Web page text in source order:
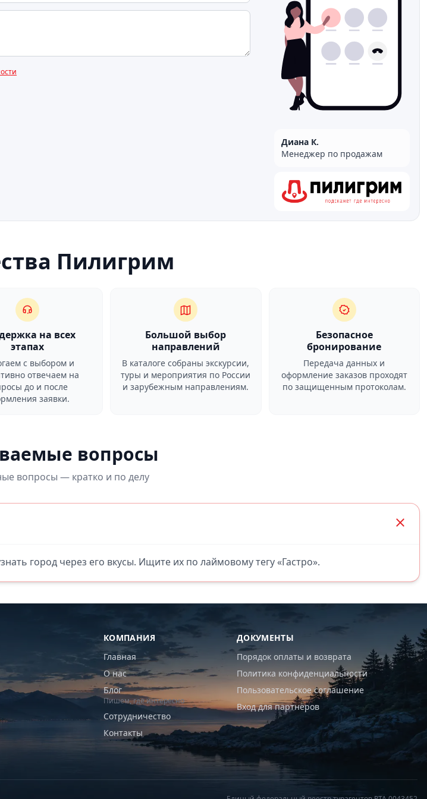
Диана К.
Менеджер по продажам
Пилигрим
на всех
этапах
с выбором и
отвечаем на
до и после
заявки.
Большой выбор
направлений
В каталоге собраны экскурсии,
туры и мероприятия по России
и зарубежным направлениям.
Безопасное
бронирование
Передача данных и
оформление заказов проходят
по защищенным протоколам.
вопросы
вопросы — кратко и по делу
город через его вкусы. Ищите их по лаймовому тегу «Гастро».
КОМПАНИЯ
Главная
О нас
Блог
Пишем, где интересно
Сотрудничество
Контакты
ДОКУМЕНТЫ
Порядок оплаты и возврата
Политика конфиденциальности
Пользовательское соглашение
Вход для партнёров